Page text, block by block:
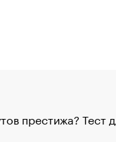
престижа? Тест